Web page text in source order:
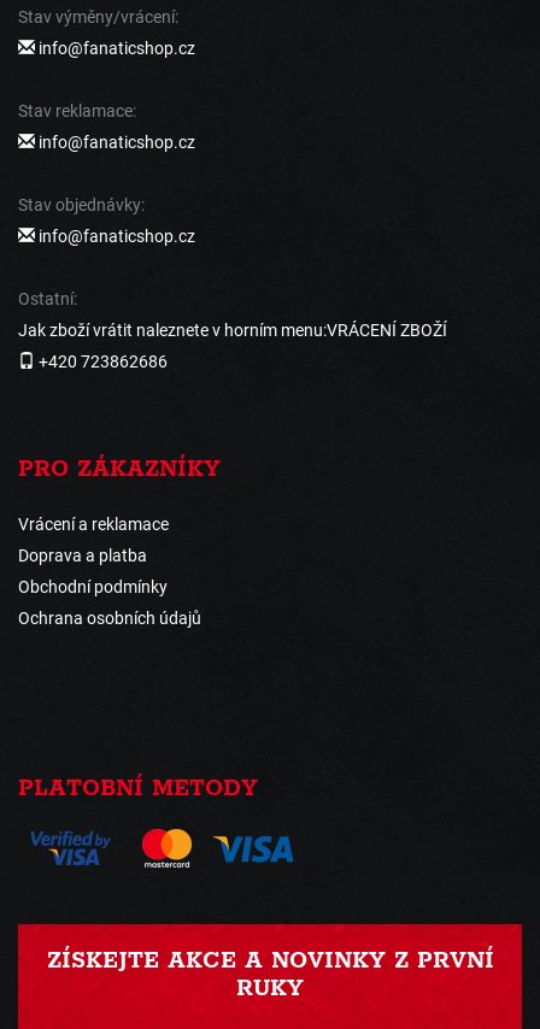
Stav výměny/vrácení:
info@fanaticshop.cz
Stav reklamace:
info@fanaticshop.cz
Stav objednávky:
info@fanaticshop.cz
Ostatní:
Jak zboží vrátit naleznete v horním menu:VRÁCENÍ ZBOŽÍ
+420 723862686
PRO ZÁKAZNÍKY
Vrácení a reklamace
Doprava a platba
Obchodní podmínky
Ochrana osobních údajů
PLATOBNÍ METODY
ZÍSKEJTE AKCE A NOVINKY Z PRVNÍ
RUKY